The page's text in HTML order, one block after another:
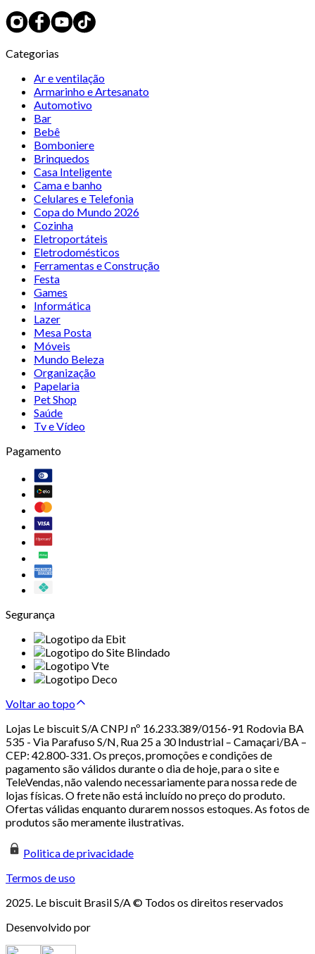
Categorias
Ar e ventilação
Armarinho e Artesanato
Automotivo
Bar
Bebê
Bomboniere
Brinquedos
Casa Inteligente
Cama e banho
Celulares e Telefonia
Copa do Mundo 2026
Cozinha
Eletroportáteis
Eletrodomésticos
Ferramentas e Construção
Festa
Games
Informática
Lazer
Mesa Posta
Móveis
Mundo Beleza
Organização
Papelaria
Pet Shop
Saúde
Tv e Vídeo
Pagamento
Segurança
Voltar ao topo
Lojas Le biscuit S/A CNPJ nº 16.233.389/0156-91 Rodovia BA
535 - Via Parafuso S/N, Rua 25 a 30 Industrial – Camaçari/BA –
CEP: 42.800-331. Os preços, promoções e condições de
pagamento são válidos durante o dia de hoje, para o site e
TeleVendas, não valendo necessariamente para nossa rede de
lojas físicas. O frete não está incluído no preço do produto.
Ofertas válidas enquanto durarem nossos estoques. As fotos de
produtos são meramente ilustrativas.
Politica de privacidade
Termos de uso
2025. Le biscuit Brasil S/A © Todos os direitos reservados
Desenvolvido por